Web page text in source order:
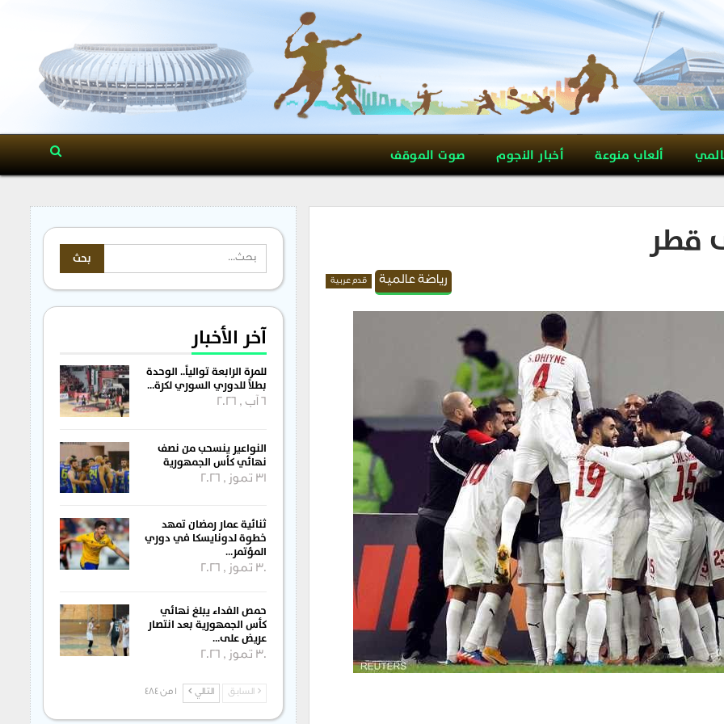
ألعاب منوعة أخبار النجوم صوت الموقف
قطر
رياضة عالمية قدم عربية
آخر الأخبار
للمرة الرابعة توالياً.. الوحدة
بطلاً للدوري السوري لكرة…
6 آب , 2026
النواعير ينسحب من نصف
نهائي كأس الجمهورية
31 تموز , 2026
ثنائية عمار رمضان تمهد
خطوة لدونايسكا في دوري
المؤتمر…
30 تموز , 2026
حمص الفداء يبلغ نهائي
كأس الجمهورية بعد انتصار
عريض على…
30 تموز , 2026
السابق التالي 1 من 484